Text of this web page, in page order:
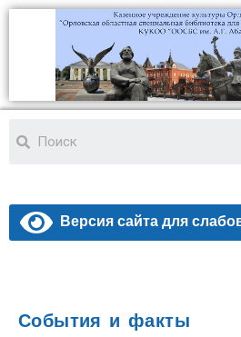
Версия сайта для
События и факты